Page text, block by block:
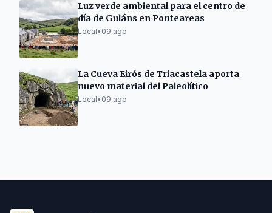
Luz verde ambiental para el centro de
día de Guláns en Ponteareas
Local• 09 ago
La Cueva Eirós de Triacastela aporta
nuevo material del Paleolítico
Local• 09 ago